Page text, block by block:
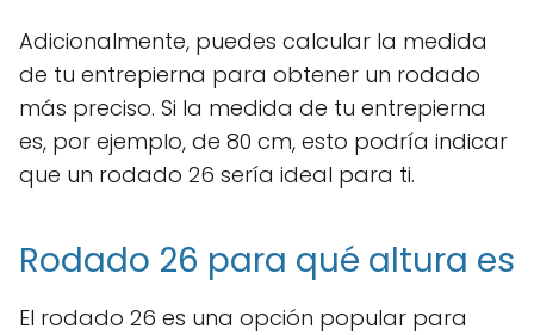
Adicionalmente, puedes calcular la medida
de tu entrepierna para obtener un rodado
más preciso. Si la medida de tu entrepierna
es, por ejemplo, de 80 cm, esto podría indicar
que un rodado 26 sería ideal para ti.
Rodado 26 para qué altura es
El rodado 26 es una opción popular para